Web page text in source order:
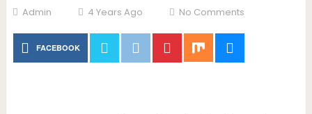
Admin 4 Years Ago No Comments
FACEBOOK